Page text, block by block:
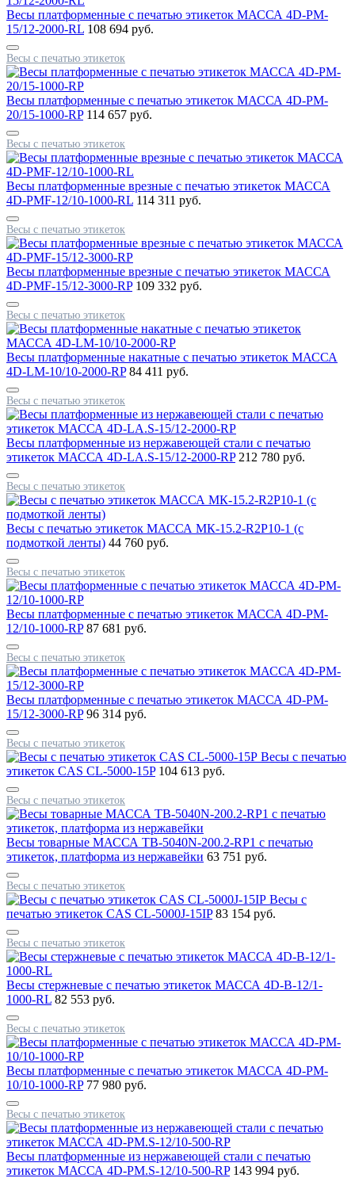
Весы платформенные с печатью этикеток МАССА 4D-PM-
15/12-2000-RL 108 694 руб.
Весы с печатью этикеток
Весы платформенные с печатью этикеток МАССА 4D-PM-
20/15-1000-RP 114 657 руб.
Весы с печатью этикеток
Весы платформенные врезные с печатью этикеток МАССА
4D-PMF-12/10-1000-RL 114 311 руб.
Весы с печатью этикеток
Весы платформенные врезные с печатью этикеток МАССА
4D-PMF-15/12-3000-RP 109 332 руб.
Весы с печатью этикеток
Весы платформенные накатные с печатью этикеток МАССА
4D-LM-10/10-2000-RP 84 411 руб.
Весы с печатью этикеток
Весы платформенные из нержавеющей стали с печатью
этикеток МАССА 4D-LA.S-15/12-2000-RP 212 780 руб.
Весы с печатью этикеток
Весы с печатью этикеток МАССА МК-15.2-R2P10-1 (с
подмоткой ленты) 44 760 руб.
Весы с печатью этикеток
Весы платформенные с печатью этикеток МАССА 4D-PM-
12/10-1000-RP 87 681 руб.
Весы с печатью этикеток
Весы платформенные с печатью этикеток МАССА 4D-PM-
15/12-3000-RP 96 314 руб.
Весы с печатью этикеток
Весы с печатью
этикеток CAS CL-5000-15P 104 613 руб.
Весы с печатью этикеток
Весы товарные МАССА TB-5040N-200.2-RP1 с печатью
этикеток, платформа из нержавейки 63 751 руб.
Весы с печатью этикеток
Весы с
печатью этикеток CAS CL-5000J-15IP 83 154 руб.
Весы с печатью этикеток
Весы стержневые с печатью этикеток МАССА 4D-B-12/1-
1000-RL 82 553 руб.
Весы с печатью этикеток
Весы платформенные с печатью этикеток МАССА 4D-PM-
10/10-1000-RP 77 980 руб.
Весы с печатью этикеток
Весы платформенные из нержавеющей стали с печатью
этикеток МАССА 4D-PM.S-12/10-500-RP 143 994 руб.